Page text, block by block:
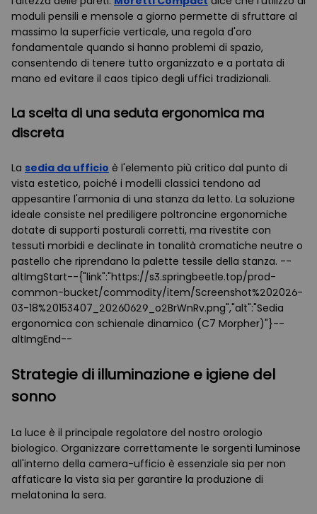
moduli pensili e mensole a giorno permette di sfruttare al
massimo la superficie verticale, una regola d'oro
fondamentale quando si hanno problemi di spazio,
consentendo di tenere tutto organizzato e a portata di
mano ed evitare il caos tipico degli uffici tradizionali.
La scelta di una seduta ergonomica ma
discreta
La sedia da ufficio è l'elemento più critico dal punto di
vista estetico, poiché i modelli classici tendono ad
appesantire l'armonia di una stanza da letto. La soluzione
ideale consiste nel prediligere poltroncine ergonomiche
dotate di supporti posturali corretti, ma rivestite con
tessuti morbidi e declinate in tonalità cromatiche neutre o
pastello che riprendano la palette tessile della stanza. --
altImgStart--{"link":"https://s3.springbeetle.top/prod-
common-bucket/commodity/item/Screenshot%202026-
03-18%20153407_20260629_o2BrWnRv.png","alt":"Sedia
ergonomica con schienale dinamico (C7 Morpher)"}--
altImgEnd--
Strategie di illuminazione e igiene del
sonno
La luce è il principale regolatore del nostro orologio
biologico. Organizzare correttamente le sorgenti luminose
all'interno della camera-ufficio è essenziale sia per non
affaticare la vista sia per garantire la produzione di
melatonina la sera.